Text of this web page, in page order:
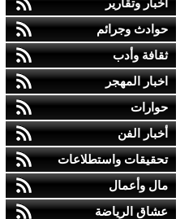
أخبار وتقارير
حوادث وجرائم
ثقافة وأدب
اخبار المهجر
حوارات
أخبار الفن
تحقيقات واستطلاعات
مال وأعمال
عشاق الرياضة